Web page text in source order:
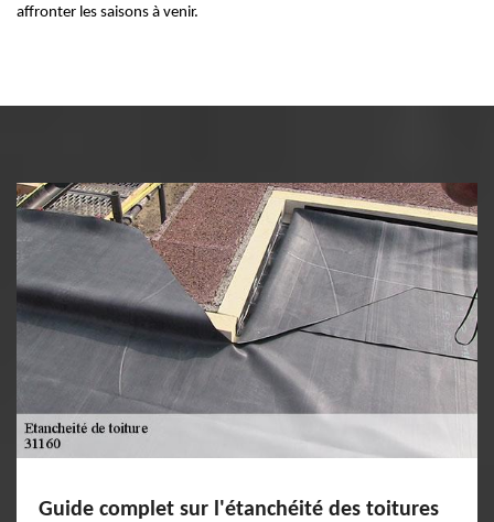
affronter les saisons à venir.
Guide complet sur l'étanchéité des toitures